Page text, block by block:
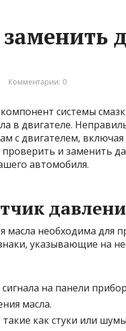
Комментарии: 0
системы
в двигателе.
с двигателем,
и заменить
автомобиля.
масла необходима для
указывающие на
на панели
масла.
как стуки или